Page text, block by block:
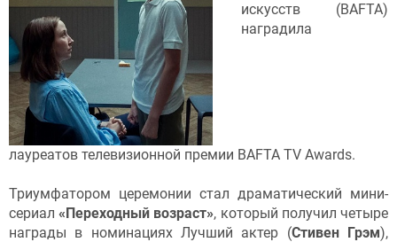
искусств (BAFTA)
наградила
лауреатов телевизионной премии BAFTA TV Awards.
Триумфатором церемонии стал драматический мини-
сериал«Переходный возраст», который получил четыре
награды в номинациях Лучший актер (Стивен Грэм),